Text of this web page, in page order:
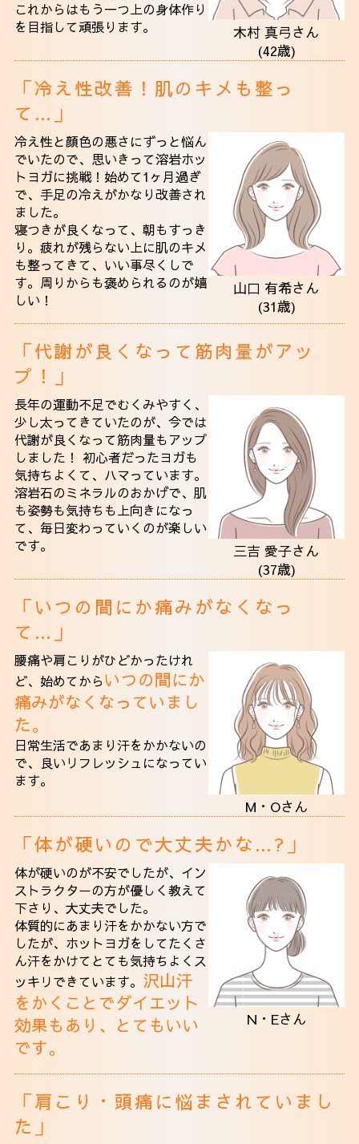
木村 真弓さん
(42歳)
これからはもう一つ上の身体作り
を目指して頑張ります。
「冷え性改善！肌のキメも整っ
て…」
山口 有希さん
(31歳)
冷え性と顔色の悪さにずっと悩ん
でいたので、思いきって溶岩ホッ
トヨガに挑戦！始めて1ヶ月過ぎ
で、手足の冷えがかなり改善され
ました。
寝つきが良くなって、朝もすっき
り。疲れが残らない上に肌のキメ
も整ってきて、いい事尽くしで
す。周りからも褒められるのが嬉
しい！
「代謝が良くなって筋肉量がアッ
プ！」
三吉 愛子さん
(37歳)
長年の運動不足でむくみやすく、
少し太ってきていたのが、今では
代謝が良くなって筋肉量もアップ
しました！ 初心者だったヨガも
気持ちよくて、ハマっています。
溶岩石のミネラルのおかげで、肌
も姿勢も気持ちも上向きになっ
て、毎日変わっていくのが楽しい
です。
「いつの間にか痛みがなくなっ
て…」
M・Oさん
腰痛や肩こりがひどかったけれ
ど、始めてからいつの間にか
痛みがなくなっていまし
た。
日常生活であまり汗をかかないの
で、良いリフレッシュになってい
ます。
「体が硬いので大丈夫かな…?」
N・Eさん
体が硬いのが不安でしたが、イン
ストラクターの方が優しく教えて
下さり、大丈夫でした。
体質的にあまり汗をかかない方で
したが、ホットヨガをしてたくさ
ん汗をかけてとても気持ちよくス
ッキリできています。 沢山汗
をかくことでダイエット
効果もあり、とてもいい
です。
「肩こり・頭痛に悩まされていまし
た」